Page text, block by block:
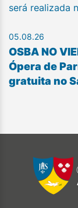
será realizada
05.08.26
OSBA NO
Ópera de
gratuita no